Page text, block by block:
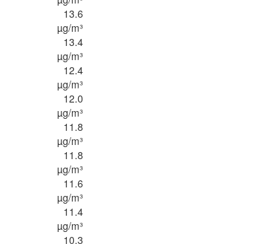
13.6
µg/m³
13.4
µg/m³
12.4
µg/m³
12.0
µg/m³
11.8
µg/m³
11.8
µg/m³
11.6
µg/m³
11.4
µg/m³
10.3